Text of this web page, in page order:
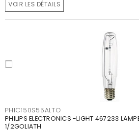
VOIR LES DÉTAILS
PHIC150S55ALTO
PHILIPS ELECTRONICS -LIGHT 467233
1/2GOLIATH